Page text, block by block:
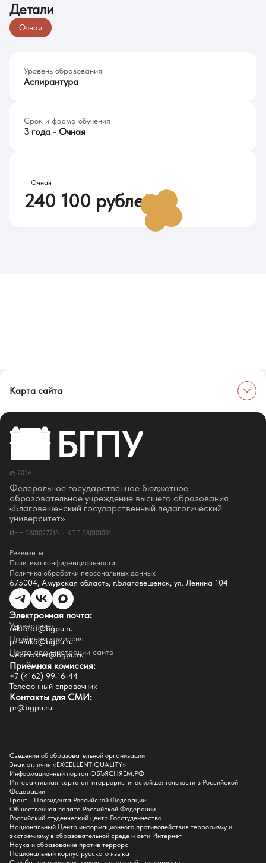
Детали
Очная
Уровень образования
Аспирантура
Срок и форма обучения
3 года - Очная
Очная
240 100 рублей
Карта сайта
Сведения об образовательной организации
Об Университете
Сотрудники и преподаватели
Ректор
Оценка качества образования
СМИ о нас
Истории успеха
Партнёры
Документы
Контакты
Сведения о доходах
Доступная среда
Инфраструктура
Противодествие коррупции
Противодействие терроризму
Целевой капитал
Часто задаваемые вопросы
Внутренний сайт
Факультеты
Естественно-географический факультет
Историко-филологический факультет
Факультет иностранных языков
Факультет педагогики и психологии
Факультет физической культуры и спорта
Подготовительное отделение для иностранных граждан
Поступление
Приемная комиссия
Поступай в БГПУ
Специальности и направления
Списки поступающих
Приказы о зачислении
Полезные материалы
Общежитие
Информация о целевом обучении
Обркредит в СПО
© 2026
Федеральное государственное бюджетное
образовательное учреждение высшего образования
«Благовещенский государственный педагогический
университет»
ИНН 2801027713 · КПП 280101001
Реквизиты
Политика конфиденциальности
Политика обработки персональных данных
675004, Амурская область, г.Благовещенск, ул. Ленина 104
Электронная почта:
Университет
rektorat@bgpu.ru
Приёмная комиссия
priemka@bgpu.ru
Почта администрации сайта
webmaster@bgpu.ru
Приёмная комиссия:
+7 (4162) 99-16-44
Телефонный справочник
Контакты для СМИ:
pr@bgpu.ru
Сведения об образовательной организации
Знак отличия «EXCELLENT QUALITY»
Информационный портал ОБЪЯСНЯЕМ.РФ
Интерактивная карта антитеррористической деятельности в Российской
Федерации
Гранты Президента Российской Федерации
Общественная палата Российской Федерации
Российский студенческий центр Росстуденчество
Национальный Центр информационного противодействия терроризму и
экстремизму в образовательной среде и сети Интернет
Наука и образование против террора
Национальный корпус русского языка